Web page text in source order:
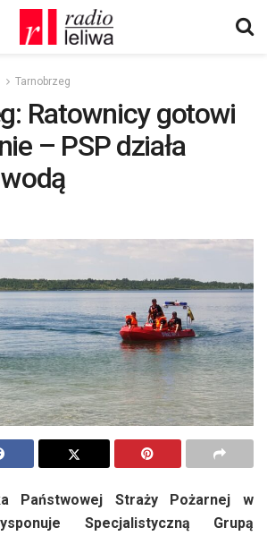
Tarnobrzeg
Ratownicy gotowi
– PSP działa
Państwowej Straży Pożarnej w
Specjalistyczną Grupą